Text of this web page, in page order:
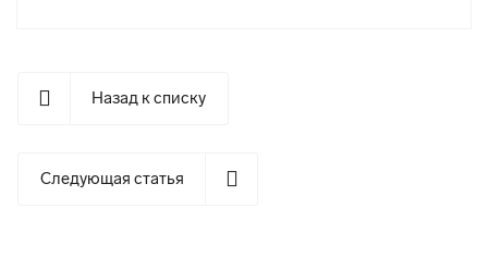
Назад к списку
Следующая статья